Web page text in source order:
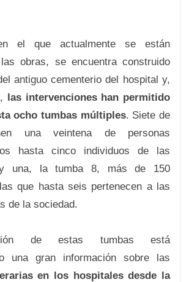
el que actualmente se están
obras, se encuentra construido
antiguo cementerio del hospital y,
las intervenciones han permitido
ocho tumbas múltiples. Siete de
una veintena de personas
hasta cinco individuos de las
una, la tumba 8, más de 150
que hasta seis pertenecen a las
de la sociedad.
de estas tumbas está
una gran información sobre las
en los hospitales desde la